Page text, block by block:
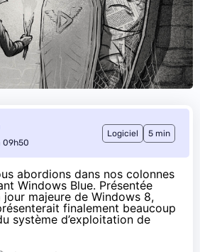
09h50
Logiciel 5 min
abordions dans nos colonnes
Windows Blue. Présentée
jour majeure de Windows 8,
finalement beaucoup
système d’exploitation de